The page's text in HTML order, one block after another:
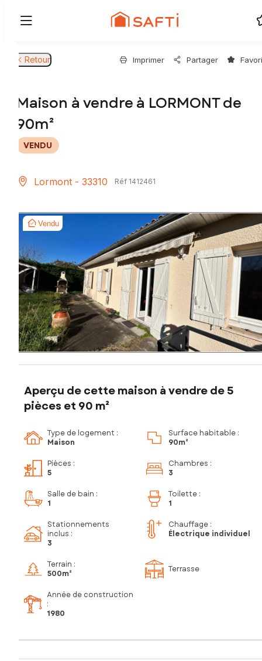
Retour Imprimer Partager
Maison à vendre à LORMONT de
90m²
VENDU
Lormont - 33310 Réf 1412461
Vendu
Aperçu de cette maison à vendre de 5
pièces et 90 m²
Type de logement :
Maison
Surface habitable :
90m²
Pièces :
5
Chambres :
3
Salle de bain :
1
Toilette :
1
Stationnements
inclus :
3
Chauffage :
Électrique individuel
Terrain :
500m²
Terrasse
Année de construction
:
1980